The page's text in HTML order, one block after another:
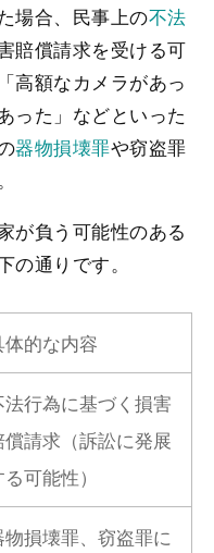
場合、民事上の不法
賠償請求を受ける可
高額なカメラがあっ
った」などといった
器物損壊罪や窃盗罪
が負う可能性のある
通りです。
体的な内容
法行為に基づく損害
償請求（訴訟に発展
可能性）
物損壊罪、窃盗罪に